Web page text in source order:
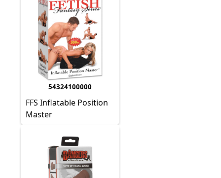
54324100000
FFS Inflatable Position
Master